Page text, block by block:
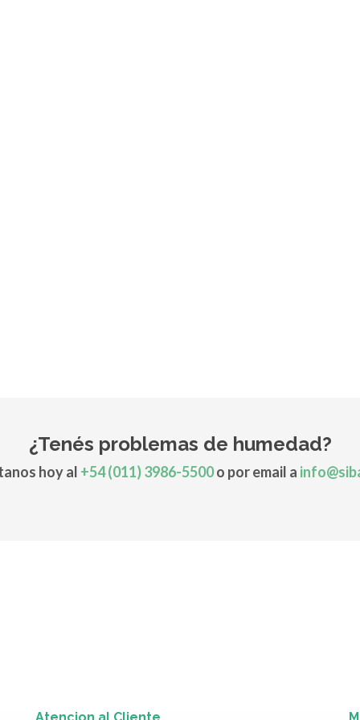
¿Tenés problemas de humedad?
hoy al +54 (011) 3986-5500o por email a